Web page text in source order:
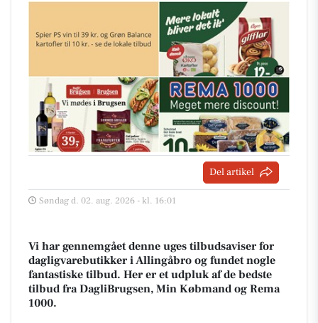
Del artikel
Søndag d. 02. aug. 2026 - kl. 16:01
Vi har gennemgået denne uges tilbudsaviser for
dagligvarebutikker i Allingåbro og fundet nogle
fantastiske tilbud. Her er et udpluk af de bedste
tilbud fra DagliBrugsen, Min Købmand og Rema
1000.